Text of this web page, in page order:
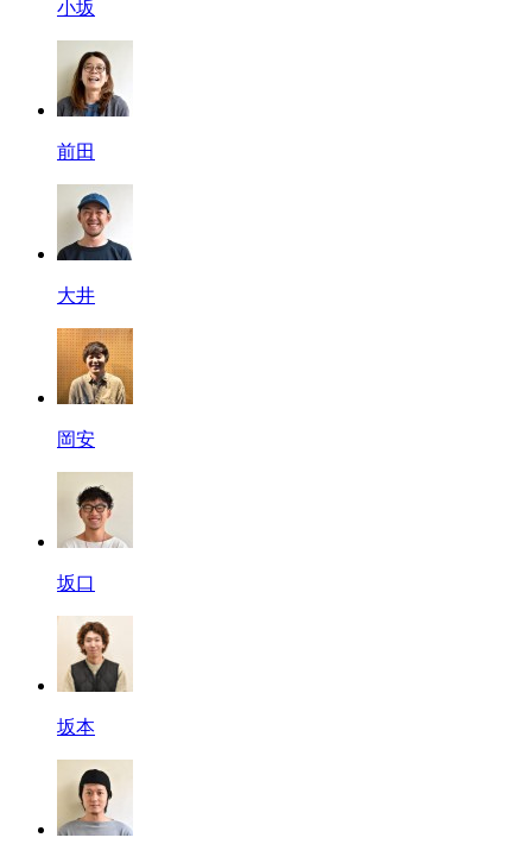
小坂
前田
大井
岡安
坂口
坂本